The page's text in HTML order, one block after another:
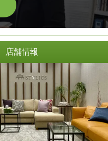
店舗情報